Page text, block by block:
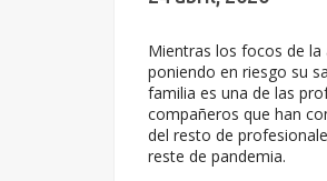
Mientras los focos de
poniendo en riesgo su
familia es una de las
compañeros que han
del resto de
reste de pandemia.